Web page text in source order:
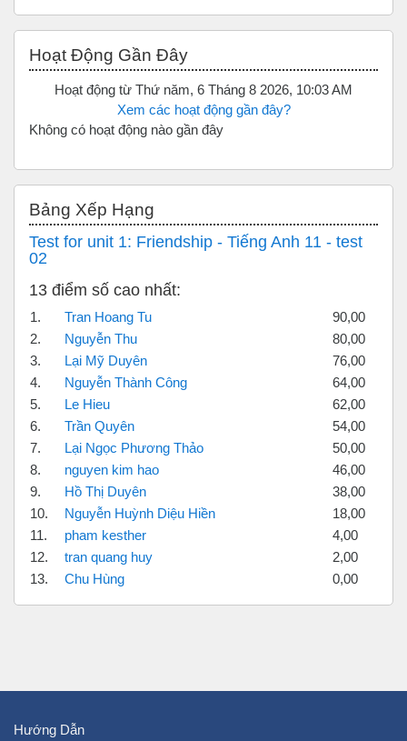
Hoạt Động Gần Đây
Hoạt động từ Thứ năm, 6 Tháng 8 2026, 10:03 AM
Xem các hoạt động gần đây?
Không có hoạt động nào gần đây
Bảng Xếp Hạng
Test for unit 1: Friendship - Tiếng Anh 11 - test
02
13 điểm số cao nhất:
1. Tran Hoang Tu
90,00
2.
Nguyễn Thu
80,00
3.
Lại Mỹ Duyên
76,00
4.
Nguyễn Thành Công
64,00
5.
Le Hieu
62,00
6.
Trần Quyên
54,00
7.
Lại Ngọc Phương Thảo
50,00
8.
nguyen kim hao
46,00
9.
Hồ Thị Duyên
38,00
10.
Nguyễn Huỳnh Diệu Hiền
18,00
11.
pham kesther
4,00
12.
tran quang huy
2,00
13.
Chu Hùng 0,00
Hướng Dẫn